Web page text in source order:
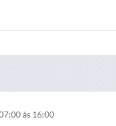
ás 16:00